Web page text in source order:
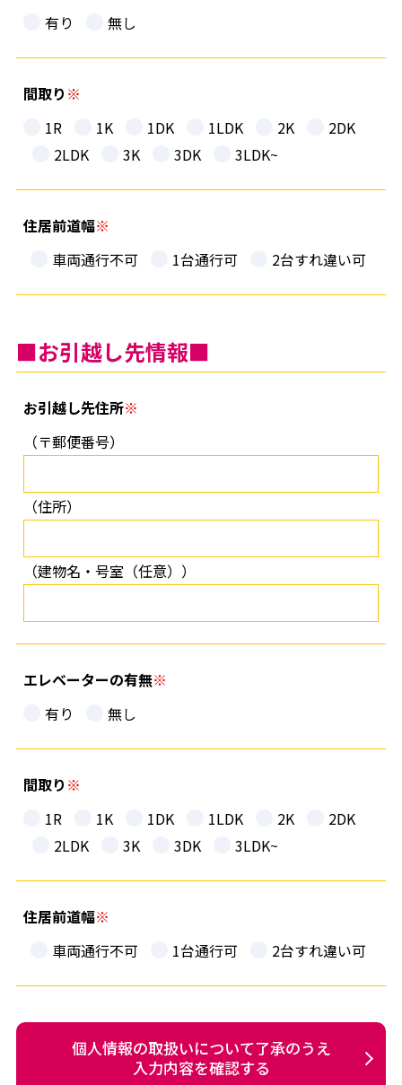
有り
無し
間取り
1R
1K 1DK 1LDK 2K
2DK
2LDK
3K 3DK 3LDK~
住居前道幅
車両通行不可
1台通行可 2台すれ違い可
■お引越し先情報■
お引越し先住所
（〒郵便番号）
（住所）
（建物名・号室（任意））
エレベーターの有無
有り
無し
間取り
1R
1K 1DK 1LDK 2K
2DK
2LDK
3K 3DK 3LDK~
住居前道幅
車両通行不可
1台通行可 2台すれ違い可
個人情報の取扱いについて了承のうえ
入力内容を確認する